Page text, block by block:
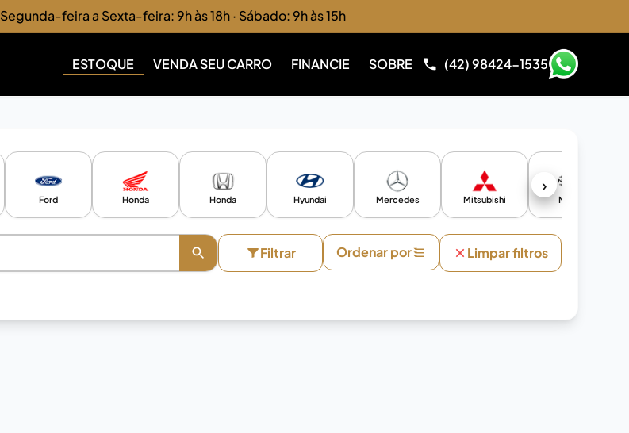
Segunda-feira a Sexta-feira: 9h às 18h · Sábado: 9h às 15h
ESTOQUE VENDA SEU CARRO FINANCIE SOBRE (42) 98424-1535
›
Ford Honda Honda Hyundai Mercedes Mitsubishi Nissan
Filtrar Ordenar por Limpar filtros